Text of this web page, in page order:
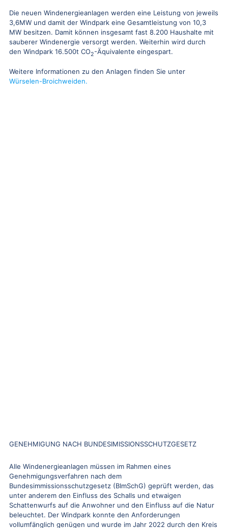
Die neuen Windenergieanlagen werden eine Leistung von jeweils
3,6MW und damit der Windpark eine Gesamtleistung von 10,3
MW besitzen. Damit können insgesamt fast 8.200 Haushalte mit
sauberer Windenergie versorgt werden. Weiterhin wird durch
den Windpark 16.500t CO2-Äquivalente eingespart.
Weitere Informationen zu den Anlagen finden Sie unter
Würselen-Broichweiden.
GENEHMIGUNG NACH BUNDESIMISSIONSSCHUTZGESETZ
Alle Windenergieanlagen müssen im Rahmen eines
Genehmigungsverfahren nach dem
Bundesimmissionsschutzgesetz (BImSchG) geprüft werden, das
unter anderem den Einfluss des Schalls und etwaigen
Schattenwurfs auf die Anwohner und den Einfluss auf die Natur
beleuchtet. Der Windpark konnte den Anforderungen
vollumfänglich genügen und wurde im Jahr 2022 durch den Kreis